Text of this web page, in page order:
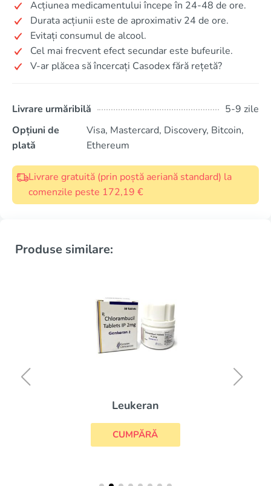
Acțiunea medicamentului începe în 24-48 de ore.
Durata acțiunii este de aproximativ 24 de ore.
Evitați consumul de alcool.
Cel mai frecvent efect secundar este bufeurile.
V-ar plăcea să încercați Casodex fără rețetă?
Livrare urmăribilă
5-9 zile
Opțiuni de
plată
Visa, Mastercard, Discovery, Bitcoin,
Ethereum
Livrare gratuită (prin poștă aeriană standard) la
comenzile peste 172,19 €
Produse similare:
Leukeran
CUMPĂRĂ